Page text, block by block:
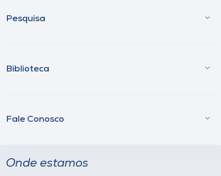
Pesquisa
Biblioteca
Fale Conosco
Onde estamos